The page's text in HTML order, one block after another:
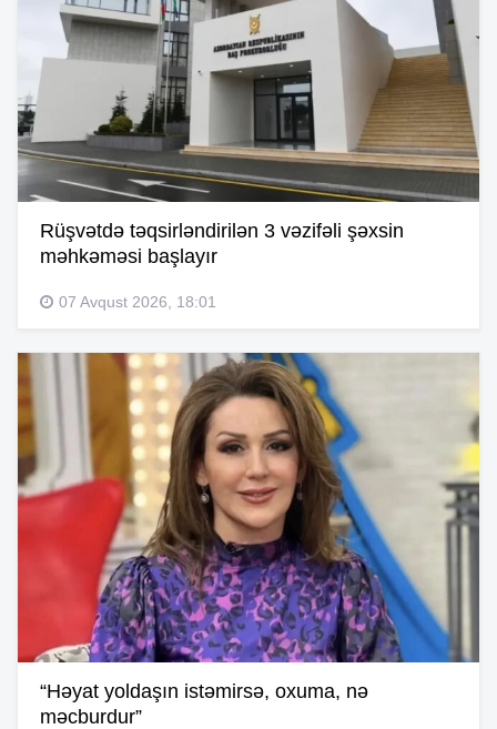
Rüşvətdə təqsirləndirilən 3 vəzifəli şəxsin
məhkəməsi başlayır
07 Avqust 2026, 18:01
“Həyat yoldaşın istəmirsə, oxuma, nə
məcburdur”